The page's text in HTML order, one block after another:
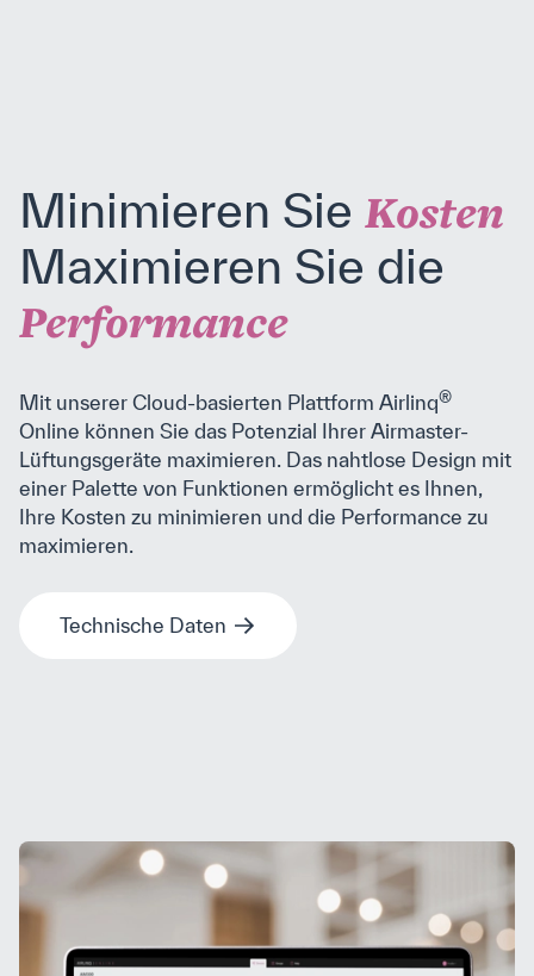
Minimieren Sie Kosten
Maximieren Sie die
Performance
Mit unserer Cloud-basierten Plattform Airlinq®
Online können Sie das Potenzial Ihrer Airmaster-
Lüftungsgeräte maximieren. Das nahtlose Design mit
einer Palette von Funktionen ermöglicht es Ihnen,
Ihre Kosten zu minimieren und die Performance zu
maximieren.
Technische Daten